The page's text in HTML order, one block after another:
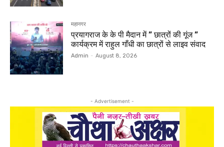
महानगर
प्रयागराज के के पी मैदान में ” छात्रों की गूंज ”
कार्यक्रम में राहुल गाँधी का छात्रों से लाइव संवाद
Admin - August 8, 2026
- Advertisement -